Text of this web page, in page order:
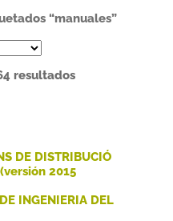
“manuales”
resultadosOrdenado